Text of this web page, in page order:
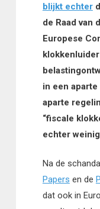
blijkt echter
de Raad van
Europese
in een
aparte
“fiscale
echter
Na de
Papers en de
dat ook in